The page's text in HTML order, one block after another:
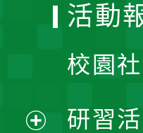
活動
校園
研習